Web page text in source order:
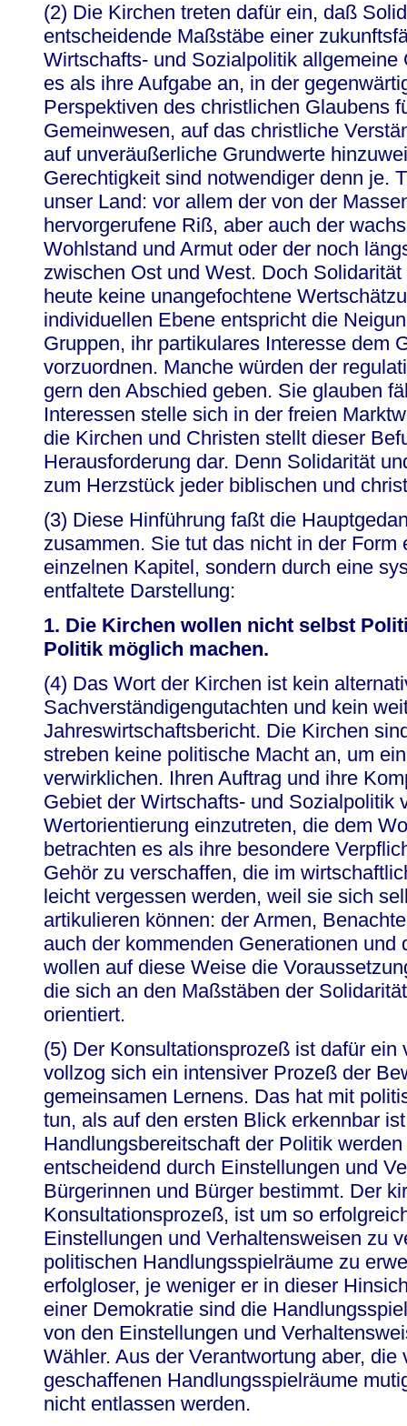
(2) Die Kirchen treten dafür ein, daß
entscheidende Maßstäbe einer
Wirtschafts- und Sozialpolitik
es als ihre Aufgabe an, in der
Perspektiven des christlichen Glaubens
Gemeinwesen, auf das christliche
auf unveräußerliche Grundwerte
Gerechtigkeit sind notwendiger denn je.
unser Land: vor allem der von der
hervorgerufene Riß, aber auch der
Wohlstand und Armut oder der noch
zwischen Ost und West. Doch
heute keine unangefochtene
individuellen Ebene entspricht die
Gruppen, ihr partikulares Interesse dem
vorzuordnen. Manche würden der
gern den Abschied geben. Sie glauben
Interessen stelle sich in der freien
die Kirchen und Christen stellt dieser
Herausforderung dar. Denn Solidarität
zum Herzstück jeder biblischen und
(3) Diese Hinführung faßt die
zusammen. Sie tut das nicht in der Form
einzelnen Kapitel, sondern durch eine
entfaltete Darstellung:
1. Die Kirchen wollen nicht selbst
Politik möglich machen.
(4) Das Wort der Kirchen ist kein
Sachverständigengutachten und kein
Jahreswirtschaftsbericht. Die Kirchen
streben keine politische Macht an, um
verwirklichen. Ihren Auftrag und ihre
Gebiet der Wirtschafts- und Sozialpolitik
Wertorientierung einzutreten, die dem
betrachten es als ihre besondere
Gehör zu verschaffen, die im
leicht vergessen werden, weil sie sich
artikulieren können: der Armen,
auch der kommenden Generationen und
wollen auf diese Weise die
die sich an den Maßstäben der
orientiert.
(5) Der Konsultationsprozeß ist dafür
vollzog sich ein intensiver Prozeß der
gemeinsamen Lernens. Das hat mit
tun, als auf den ersten Blick erkennbar
Handlungsbereitschaft der Politik
entscheidend durch Einstellungen und
Bürgerinnen und Bürger bestimmt. Der
Konsultationsprozeß, ist um so
Einstellungen und Verhaltensweisen zu
politischen Handlungsspielräume zu
erfolgloser, je weniger er in dieser
einer Demokratie sind die
von den Einstellungen und
Wähler. Aus der Verantwortung aber,
geschaffenen Handlungsspielräume
nicht entlassen werden.